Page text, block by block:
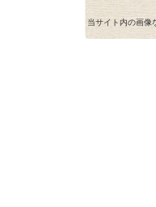
当サイト内の画像